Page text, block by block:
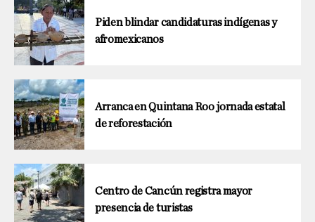
Piden blindar candidaturas indígenas y
afromexicanos
Arranca en Quintana Roo jornada estatal
de reforestación
Centro de Cancún registra mayor
presencia de turistas